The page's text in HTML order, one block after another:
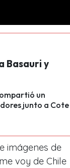
Basauri y
un
junto a Cote
imágenes de
voy de Chile